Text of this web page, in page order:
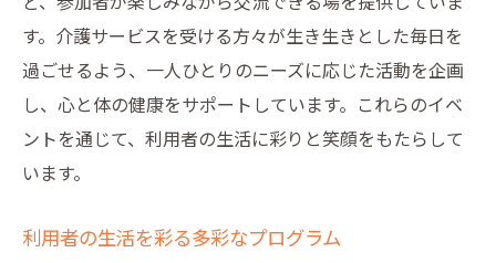
す。介護サービスを受ける方々が生き生きとした毎日を
過ごせるよう、一人ひとりのニーズに応じた活動を企画
し、心と体の健康をサポートしています。これらのイベ
ントを通じて、利用者の生活に彩りと笑顔をもたらして
います。
利用者の生活を彩る多彩なプログラム